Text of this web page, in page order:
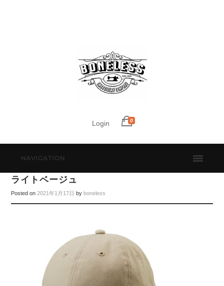
Login 0
NAVIGATION
ライトベージュ
Posted on2021年1月17日 byboneless